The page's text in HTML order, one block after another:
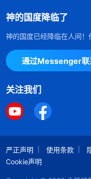
神的国度降临了
神的国度已经降临在人间！
通过Messenger联
关注我们
严正声明 使用条款
Cookie声明